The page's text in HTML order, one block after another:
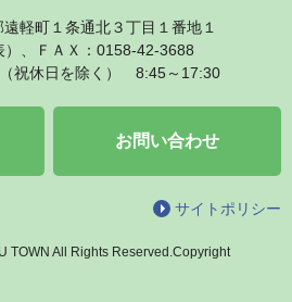
軽町１条通北３丁目１番地１
、ＦＡＸ：0158‐42‐3688
祝休日を除く） 8:45～17:30
お問い合わせ
サイトポリシー
TOWN All Rights Reserved.Copyright